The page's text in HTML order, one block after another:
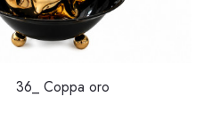
36_ Coppa oro